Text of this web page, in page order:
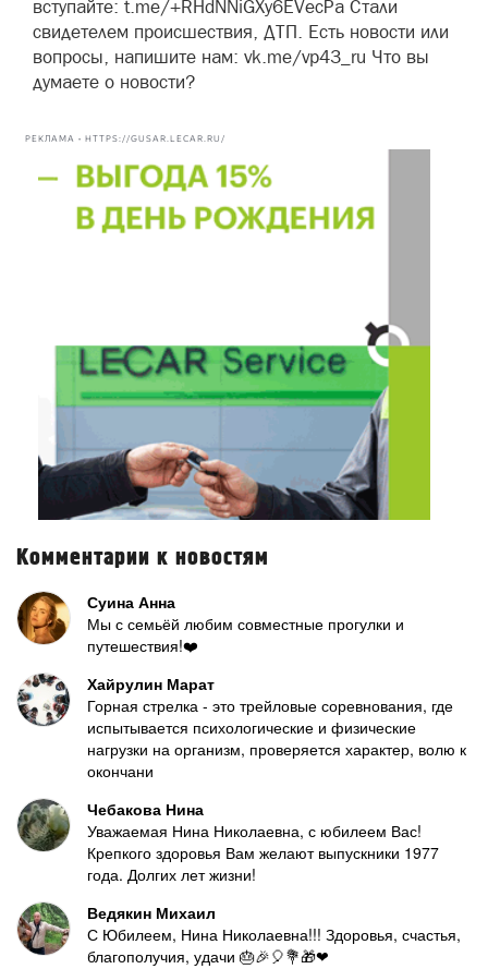
вступайте: t.me/+RHdNNiGXy6EVecPa Стали
свидетелем происшествия, ДТП. Есть новости или
вопросы, напишите нам: vk.me/vp43_ru Что вы
думаете о новости?
РЕКЛАМА • HTTPS://GUSAR.LECAR.RU/
Комментарии к новостям
Суина Анна
Мы с семьёй любим совместные прогулки и
путешествия!❤️
Хайрулин Марат
Горная стрелка - это трейловые соревнования, где
испытывается психологические и физические
нагрузки на организм, проверяется характер, волю к
окончани
Чебакова Нина
Уважаемая Нина Николаевна, с юбилеем Вас!
Крепкого здоровья Вам желают выпускники 1977
года. Долгих лет жизни!
Ведякин Михаил
С Юбилеем, Нина Николаевна!!! Здоровья, счастья,
благополучия, удачи 🎂🎉🎈💐🎁❤